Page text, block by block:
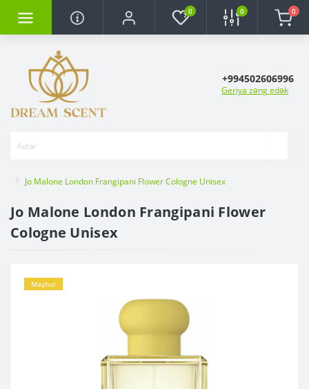
0 0 0
+994502606996
Geriya zəng edək
Jo Malone London Frangipani Flower Cologne Unisex
Jo Malone London Frangipani Flower
Cologne Unisex
Məşhur